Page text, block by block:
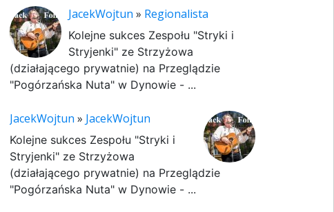
JacekWojtun » Regionalista
Kolejne sukces Zespołu "Stryki i
Stryjenki" ze Strzyżowa
(działającego prywatnie) na Przeglądzie
"Pogórzańska Nuta" w Dynowie - ...
JacekWojtun » JacekWojtun
Kolejne sukces Zespołu "Stryki i
Stryjenki" ze Strzyżowa
(działającego prywatnie) na Przeglądzie
"Pogórzańska Nuta" w Dynowie - ...